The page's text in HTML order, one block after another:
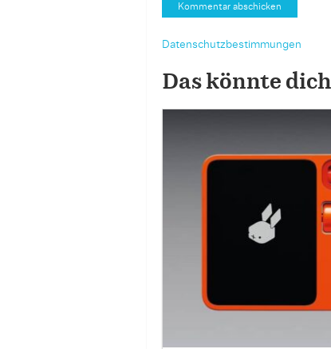
Datenschutzbestimmungen
Das könnte